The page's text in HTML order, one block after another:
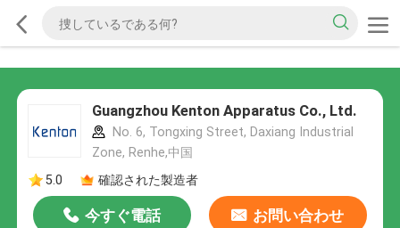
Guangzhou Kenton Apparatus Co., Ltd.
No. 6, Tongxing Street, Daxiang Industrial
Zone, Renhe,中国
5.0
確認された製造者
今すぐ電話 お問い合わせ